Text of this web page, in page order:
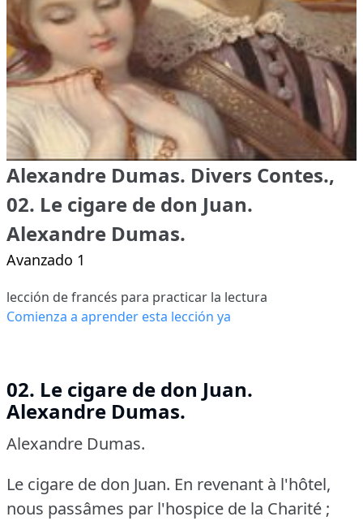
Alexandre Dumas. Divers Contes.,
02. Le cigare de don Juan.
Alexandre Dumas.
Avanzado 1
lección de francés para practicar la lectura
Comienza a aprender esta lección ya
02. Le cigare de don Juan.
Alexandre Dumas.
Alexandre Dumas.
Le cigare de don Juan. En revenant à l'hôtel,
nous passâmes par l'hospice de la Charité ;